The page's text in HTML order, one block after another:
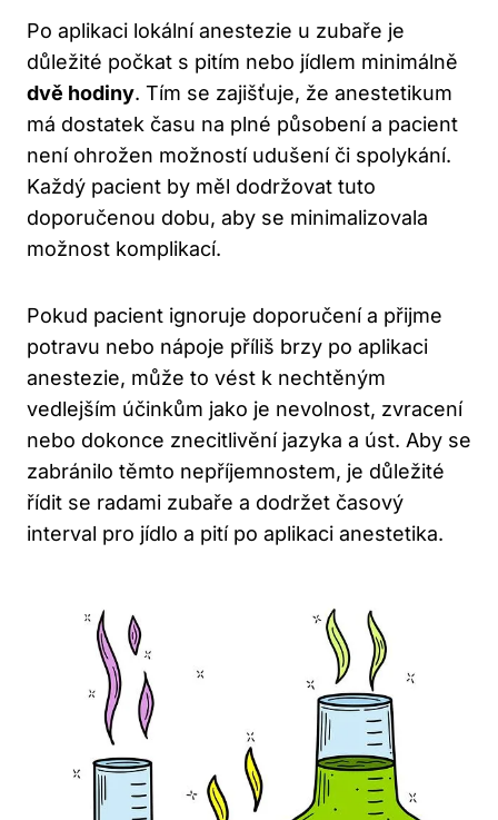
Po aplikaci lokální anestezie u zubaře je
důležité počkat s pitím nebo jídlem minimálně
dvě hodiny. Tím se zajišťuje, že anestetikum
má dostatek času na plné působení a pacient
není ohrožen možností udušení či spolykání.
Každý pacient by měl dodržovat tuto
doporučenou dobu, aby se minimalizovala
možnost komplikací.
Pokud pacient ignoruje doporučení a přijme
potravu nebo nápoje příliš brzy po aplikaci
anestezie, může to vést k nechtěným
vedlejším účinkům jako je nevolnost, zvracení
nebo dokonce znecitlivění jazyka a úst. Aby se
zabránilo těmto nepříjemnostem, je důležité
řídit se radami zubaře a dodržet časový
interval pro jídlo a pití po aplikaci anestetika.